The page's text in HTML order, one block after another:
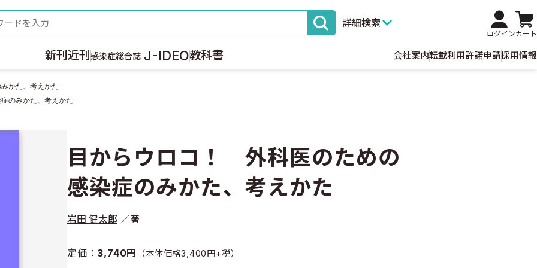
詳細検索
ログインカート
新刊 近刊 感染症総合誌 J-IDEO教科書 会社案内転載利用許諾申請採用情報
かた、考えかた
のみかた、考えかた
目からウロコ！ 外科医のための
感染症のみかた、考えかた
岩田 健太郎 著
定価： 3,740円 （本体価格3,400円+税）